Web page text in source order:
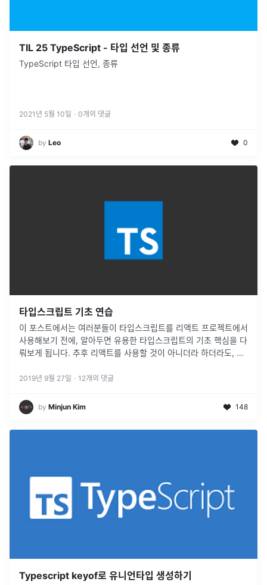
TIL 25 TypeScript - 타입 선언 및 종류
TypeScript 타입 선언, 종류
2021년 5월 10일 · 0개의 댓글
by Leo 0
타입스크립트 기초 연습
이 포스트에서는 여러분들이 타입스크립트를 리액트 프로젝트에서
사용해보기 전에, 알아두면 유용한 타입스크립트의 기초 핵심을 다
뤄보게 됩니다. 추후 리액트를 사용할 것이 아니더라 하더라도, 이
어떤 도움을 얻을 수 있는지 갈피를 잡을 수 있게 되어 입문에 도움
2019년 9월 27일 · 12개의 댓글
by Minjun Kim 148
Typescript keyof로 유니언타입 생성하기